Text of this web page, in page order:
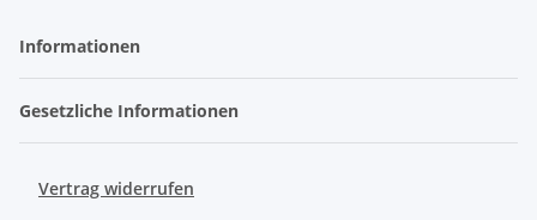
Informationen
Gesetzliche Informationen
Vertrag widerrufen